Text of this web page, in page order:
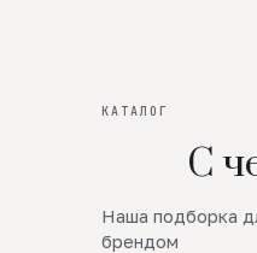
КАТАЛОГ
С
Наша подборка
брендом
Новинки